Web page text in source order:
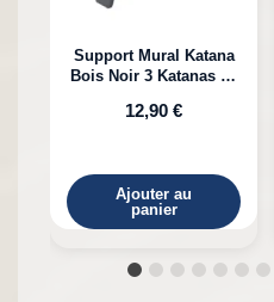
Support Mural Katana
Bois Noir 3 Katanas en
12,90 €
Ajouter au
panier